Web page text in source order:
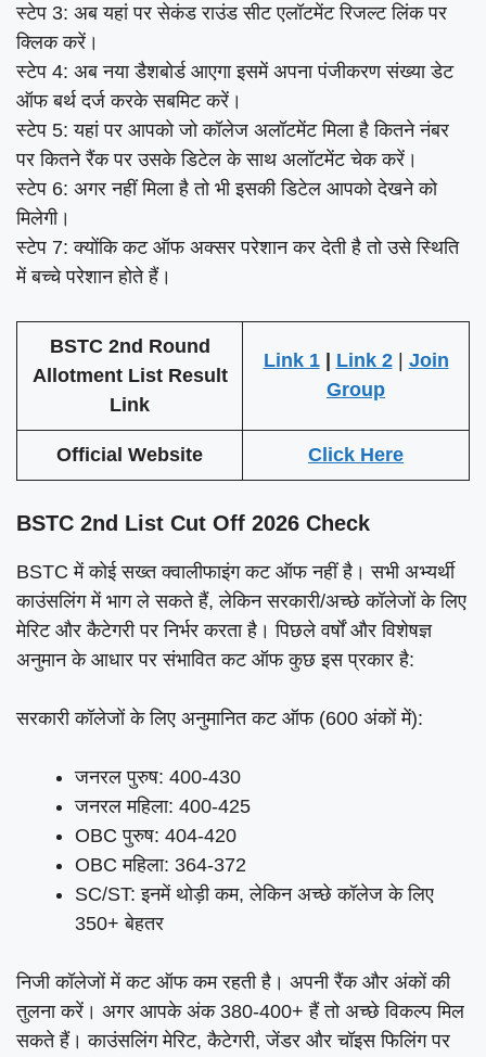
स्टेप 3: अब यहां पर सेकंड राउंड सीट एलॉटमेंट रिजल्ट लिंक पर
क्लिक करें।
स्टेप 4: अब नया डैशबोर्ड आएगा इसमें अपना पंजीकरण संख्या डेट
ऑफ बर्थ दर्ज करके सबमिट करें।
स्टेप 5: यहां पर आपको जो कॉलेज अलॉटमेंट मिला है कितने नंबर
पर कितने रैंक पर उसके डिटेल के साथ अलॉटमेंट चेक करें।
स्टेप 6: अगर नहीं मिला है तो भी इसकी डिटेल आपको देखने को
मिलेगी।
स्टेप 7: क्योंकि कट ऑफ अक्सर परेशान कर देती है तो उसे स्थिति
में बच्चे परेशान होते हैं।
BSTC 2nd Round
Allotment List Result
Link
Link 1| Link 2| Join
Group
Official Website Click Here
BSTC 2nd List Cut Off 2026 Check
BSTC में कोई सख्त क्वालीफाइंग कट ऑफ नहीं है। सभी अभ्यर्थी
काउंसलिंग में भाग ले सकते हैं, लेकिन सरकारी/अच्छे कॉलेजों के लिए
मेरिट और कैटेगरी पर निर्भर करता है। पिछले वर्षों और विशेषज्ञ
अनुमान के आधार पर संभावित कट ऑफ कुछ इस प्रकार है:
सरकारी कॉलेजों के लिए अनुमानित कट ऑफ (600 अंकों में):
जनरल पुरुष: 400-430
जनरल महिला: 400-425
OBC पुरुष: 404-420
OBC महिला: 364-372
SC/ST: इनमें थोड़ी कम, लेकिन अच्छे कॉलेज के लिए
350+ बेहतर
निजी कॉलेजों में कट ऑफ कम रहती है। अपनी रैंक और अंकों की
तुलना करें। अगर आपके अंक 380-400+ हैं तो अच्छे विकल्प मिल
सकते हैं। काउंसलिंग मेरिट, कैटेगरी, जेंडर और चॉइस फिलिंग पर